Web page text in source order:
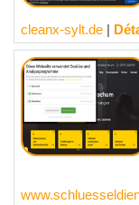
cleanx-sylt.de